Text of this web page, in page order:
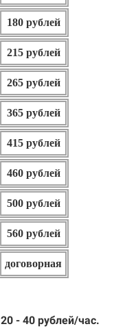
180 рублей
215 рублей
265 рублей
365 рублей
415 рублей
460 рублей
500 рублей
560 рублей
договорная
20 - 40 рублей/час.